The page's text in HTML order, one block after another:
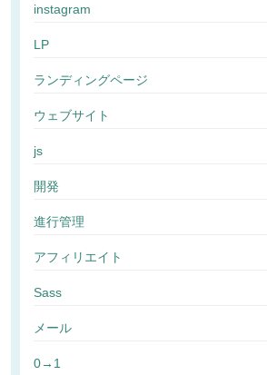
instagram
LP
ランディングページ
ウェブサイト
js
開発
進行管理
アフィリエイト
Sass
メール
0→1